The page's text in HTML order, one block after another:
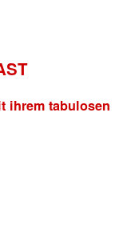
ihrem tabulosen